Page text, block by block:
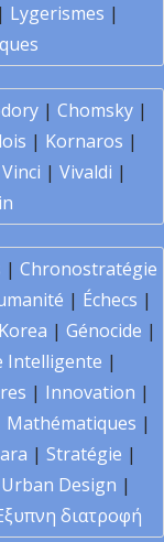
Lygerismes |
| Chomsky|
| Kornaros |
Vinci | Vivaldi |
| Chronostratégie
| Échecs |
| Génocide |
Intelligente |
| Innovation |
Mathématiques |
| Stratégie |
Urban Design |
διατροφή